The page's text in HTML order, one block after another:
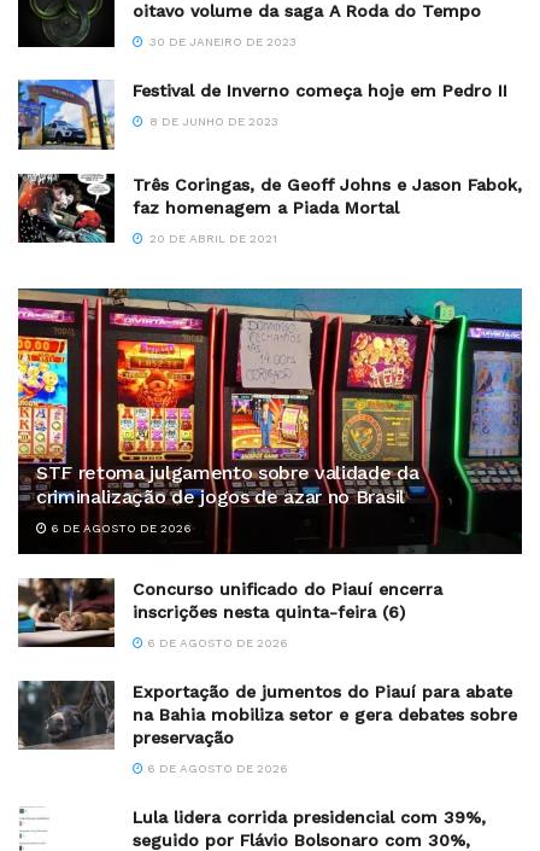
oitavo volume da saga A Roda do Tempo
30 DE JANEIRO DE 2023
Festival de Inverno começa hoje em Pedro II
8 DE JUNHO DE 2023
Três Coringas, de Geoff Johns e Jason Fabok,
faz homenagem a Piada Mortal
20 DE ABRIL DE 2021
STF retoma julgamento sobre validade da
criminalização de jogos de azar no Brasil
6 DE AGOSTO DE 2026
Concurso unificado do Piauí encerra
inscrições nesta quinta-feira (6)
6 DE AGOSTO DE 2026
Exportação de jumentos do Piauí para abate
na Bahia mobiliza setor e gera debates sobre
preservação
6 DE AGOSTO DE 2026
Lula lidera corrida presidencial com 39%,
seguido por Flávio Bolsonaro com 30%,